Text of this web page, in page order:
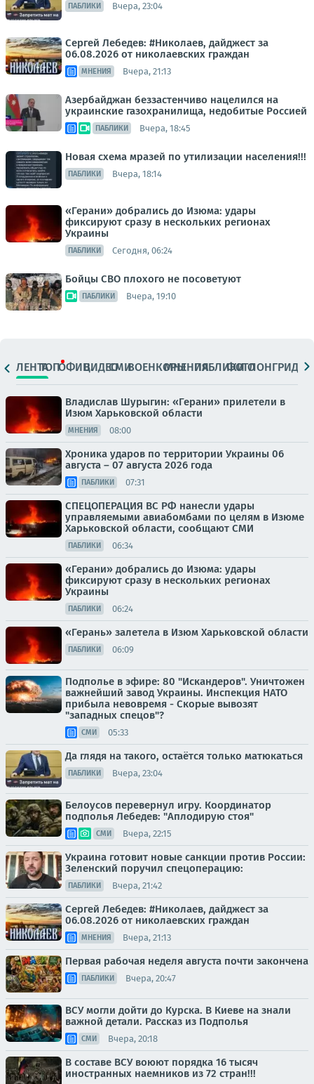
ПАБЛИКИ Вчера, 23:04
Сергей Лебедев: #Николаев, дайджест за
06.08.2026 от николаевских граждан
МНЕНИЯ Вчера, 21:13
Азербайджан беззастенчиво нацелился на
украинские газохранилища, недобитые Россией
ПАБЛИКИ Вчера, 18:45
Новая схема мразей по утилизации населения!!!
ПАБЛИКИ Вчера, 18:14
«Герани» добрались до Изюма: удары
фиксируют сразу в нескольких регионах
Украины
ПАБЛИКИ Сегодня, 06:24
Бойцы СВО плохого не посоветуют
ПАБЛИКИ Вчера, 19:10
ЛЕНТАТОПОФИЦ.ВИДЕОСМИВОЕНКОРЫМНЕНИЯПАБЛИКИ
ФОТОЛОНГРИДЫ
Владислав Шурыгин: «Герани» прилетели в
Изюм Харьковской области
МНЕНИЯ 08:00
Хроника ударов по территории Украины 06
августа – 07 августа 2026 года
ПАБЛИКИ 07:31
СПЕЦОПЕРАЦИЯ ВС РФ нанесли удары
управляемыми авиабомбами по целям в Изюме
Харьковской области, сообщают СМИ
ПАБЛИКИ 06:34
«Герани» добрались до Изюма: удары
фиксируют сразу в нескольких регионах
Украины
ПАБЛИКИ 06:24
«Герань» залетела в Изюм Харьковской области
ПАБЛИКИ 06:09
Подполье в эфире: 80 "Искандеров". Уничтожен
важнейший завод Украины. Инспекция НАТО
прибыла невовремя - Скорые вывозят
"западных спецов"?
СМИ 05:33
Да глядя на такого, остаётся только матюкаться
ПАБЛИКИ Вчера, 23:04
Белоусов перевернул игру. Координатор
подполья Лебедев: "Аплодирую стоя"
СМИ Вчера, 22:15
Украина готовит новые санкции против России:
Зеленский поручил спецоперацию:
ПАБЛИКИ Вчера, 21:42
Сергей Лебедев: #Николаев, дайджест за
06.08.2026 от николаевских граждан
МНЕНИЯ Вчера, 21:13
Первая рабочая неделя августа почти закончена
ПАБЛИКИ Вчера, 20:47
ВСУ могли дойти до Курска. В Киеве на знали
важной детали. Рассказ из Подполья
СМИ Вчера, 20:18
В составе ВСУ воюют порядка 16 тысяч
иностранных наемников из 72 стран!!!